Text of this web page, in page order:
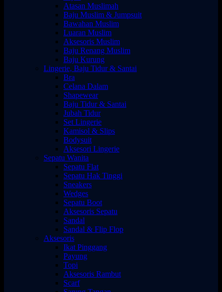
Atasan Muslimah
Baju Muslim & Jumpsuit
Bawahan Muslim
Luaran Muslim
Aksesoris Muslim
Baju Renang Muslim
Baju Kurung
Lingerie, Baju Tidur & Santai
Bra
Celana Dalam
Shapewear
Baju Tidur & Santai
Jubah Tidur
Set Lingerie
Kamisol & Slips
Bodysuit
Aksesori Lingerie
Sepatu Wanita
Sepatu Flat
Sepatu Hak Tinggi
Sneakers
Wedges
Sepatu Boot
Aksesoris Sepatu
Sandal
Sandal & Flip Flop
Aksesoris
Ikat Pinggang
Payung
Topi
Aksesoris Rambut
Scarf